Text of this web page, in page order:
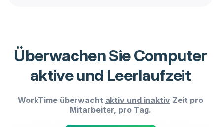
Überwachen Sie Computer
aktive und Leerlaufzeit
WorkTime überwacht aktiv und inaktiv Zeit pro
Mitarbeiter, pro Tag.